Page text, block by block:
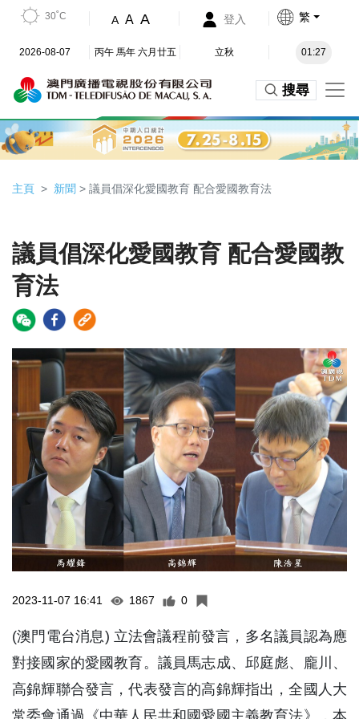
30˚C A A A 登入 繁
2026-08-07 丙午 馬年 六月廿五 立秋 01:27
搜尋
主頁 新聞 > 議員倡深化愛國教育 配合愛國教育法
議員倡深化愛國教育 配合愛國教
育法
2023-11-07 16:41 1867 0
(澳門電台消息) 立法會議程前發言，多名議員認為應
對接國家的愛國教育。議員馬志成、邱庭彪、龐川、
高錦輝聯合發言，代表發言的高錦輝指出，全國人大